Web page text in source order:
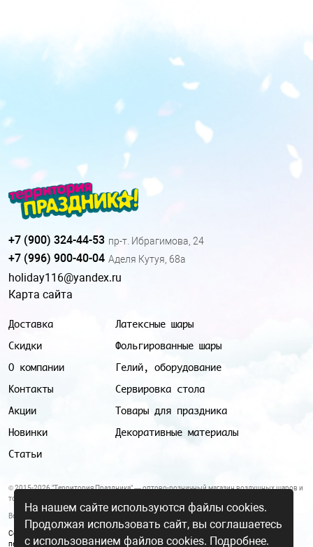
Доставка
Скидки
О компании
Контакты
Акции
Новинки
Статьи
Латексные шары
Фольгированные шары
Гелий, оборудование
Сервировка стола
Товары для праздника
Декоративные материалы
+7 (900) 324-44-53 пр-т. Ибрагимова, 24
+7 (996) 900-40-04 Аделя Кутуя, 68а
holiday116@yandex.ru
Карта сайта
© 2015-2026 "Территория Праздника" — оптово-розничный магазин воздушных шаров и
товаров для праздника.
Все цены и условия, указанные на данном сайте, не являются публичной офертой.
Согласие на обработку персональных данных
персональных данных
На нашем сайте используются файлы cookies.
Продолжая использовать сайт, вы соглашаетесь
с использованием файлов cookies. Подробнее.